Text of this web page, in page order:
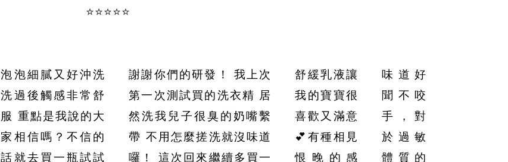
⭐⭐⭐⭐⭐
泡泡細膩又好沖洗
洗過後觸感非常舒
服 重點是我說的大
家相信嗎？不信的
話就去買一瓶試試
謝謝你們的研發！ 我上次
第一次測試買的洗衣精 居
然洗我兒子很臭的奶嘴繫
帶 不用怎麼搓洗就沒味道
囉！ 這次回來繼續多買一
舒緩乳液讓
我的寶寶很
喜歡又滿意
💕有種相見
恨晚的感
味道好
聞不咬
手，對
於過敏
體質的